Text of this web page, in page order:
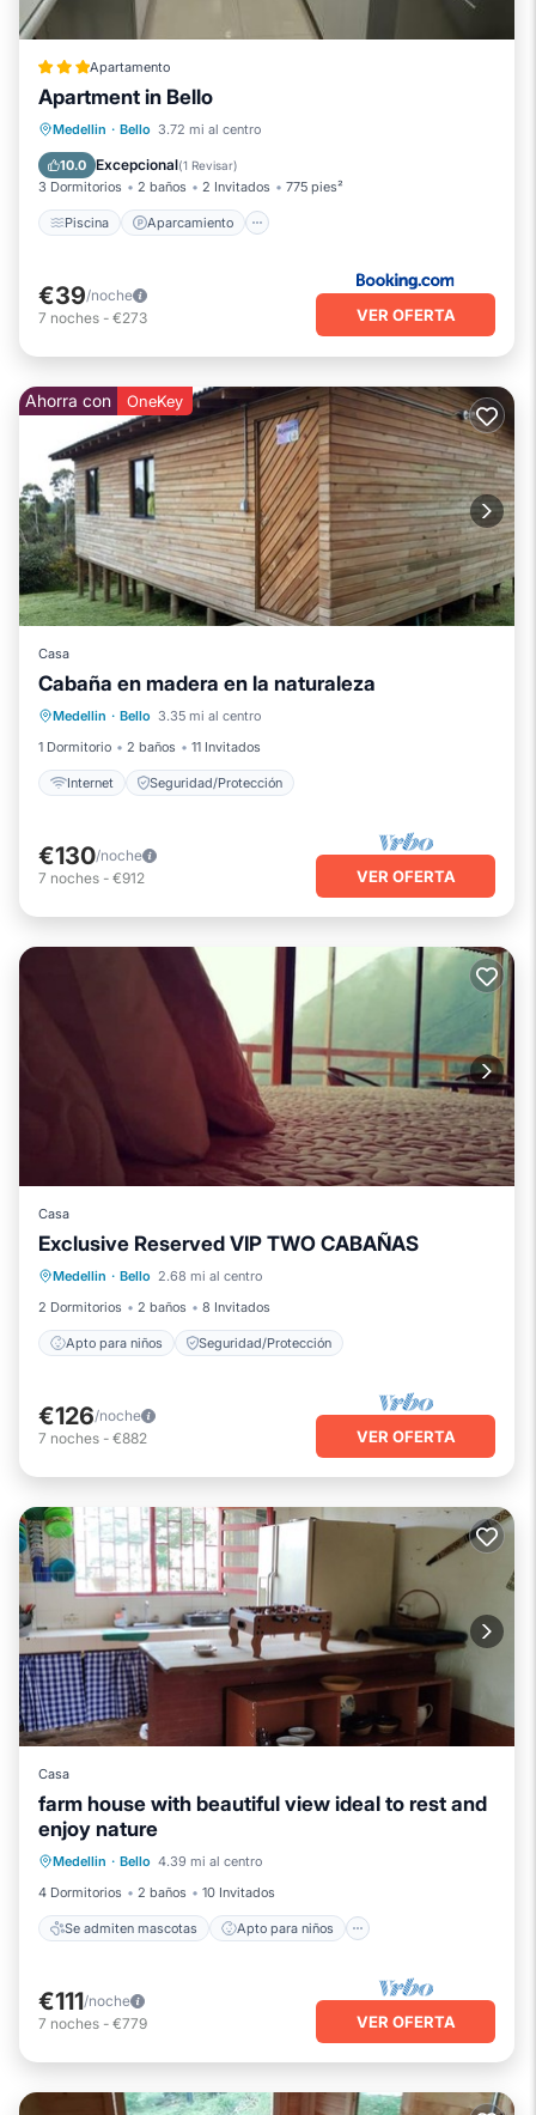
Apartamento
Apartment in Bello
Medellin · Bello 3.72 mi al centro
10.0 Excepcional(1 Revisar)
3 Dormitorios 2 baños 2 Invitados 775 pies²
Piscina Aparcamiento
Piscina Aparcamiento
Apto para niños
€39/noche
7 noches - €273 VER OFERTA
Ahorra con OneKey
Casa
Cabaña en madera en la naturaleza
Medellin · Bello 3.35 mi al centro
1 Dormitorio
2 baños 11 Invitados
Internet Seguridad/Protección
Internet Seguridad/Protección
€130/noche
7 noches - €912 VER OFERTA
Casa
Exclusive Reserved VIP TWO CABAÑAS
Medellin · Bello 2.68 mi al centro
2 Dormitorios
2 baños 8 Invitados
Apto para niños Seguridad/Protección
Apto para niños
€126/noche
7 noches - €882 VER OFERTA
Casa
farm house with beautiful view ideal to rest and
enjoy nature
Medellin · Bello 4.39 mi al centro
4 Dormitorios
2 baños 10 Invitados
Se admiten mascotas Apto para niños
Se admiten mascotas
Apto para niños
Ropa de cama
Zona para fumadores designada
€111/noche
7 noches - €779 VER OFERTA